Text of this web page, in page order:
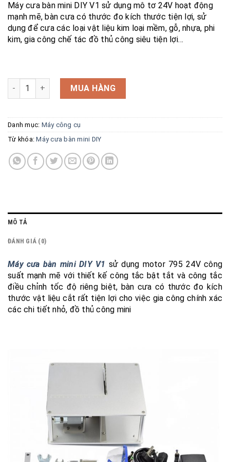
Máy cưa bàn mini DIY V1 sử dụng mô tơ 24V hoạt động
mạnh mẽ, bàn cưa có thước đo kích thước tiện lợi, sử
dụng để cưa các loại vật liệu kim loại mềm, gỗ, nhựa, phi
kim, gia công chế tác đồ thủ công siêu tiện lợi…
Máy cưa bàn mini DIY V1 số lượng
MUA HÀNG
Danh mục: Máy công cụ
Từ khóa:Máy cưa bàn mini DIY
MÔ TẢ
ĐÁNH GIÁ (0)
Máy cưa bàn mini DIY V1 sử dụng motor 795 24V công
suất mạnh mẽ với thiết kế công tắc bật tắt và công tắc
điều chỉnh tốc độ riêng biệt, bàn cưa có thước đo kích
thước vật liệu cắt rất tiện lợi cho việc gia công chính xác
các chi tiết nhỏ, đồ thủ công mini